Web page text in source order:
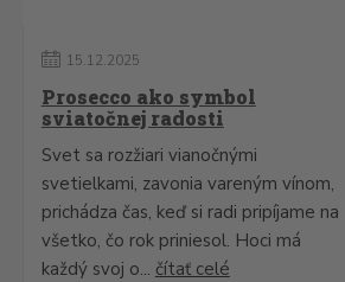
15.12.2025
Prosecco ako symbol
sviatočnej radosti
Svet sa rozžiari vianočnými
svetielkami, zavonia vareným vínom,
prichádza čas, keď si radi pripíjame na
všetko, čo rok priniesol. Hoci má
každý svoj o... čítať celé